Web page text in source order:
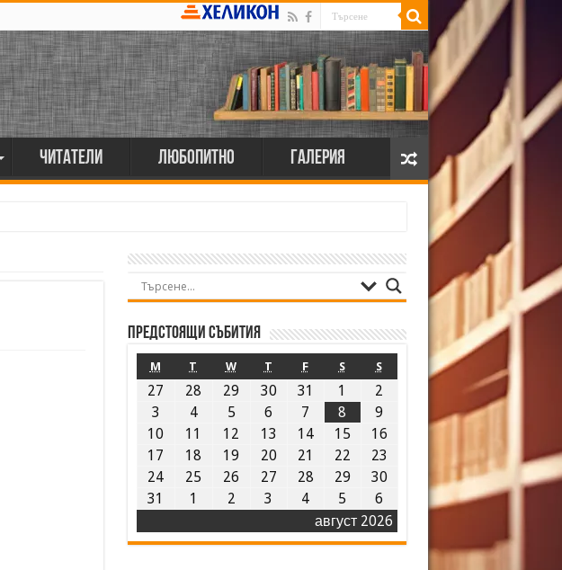
Читатели Любопитно Галерия
Предстоящи събития
август 2026
M T W T F S S
27 28 29 30 31 1
2
3
4 5 6 7 8
9
10
11 12 13 14 15
16
17
18 19 20 21 22
23
24
25 26 27 28 29
30
31
1 2 3 4 5 6